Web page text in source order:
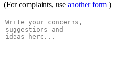
(For complaints, use another form )